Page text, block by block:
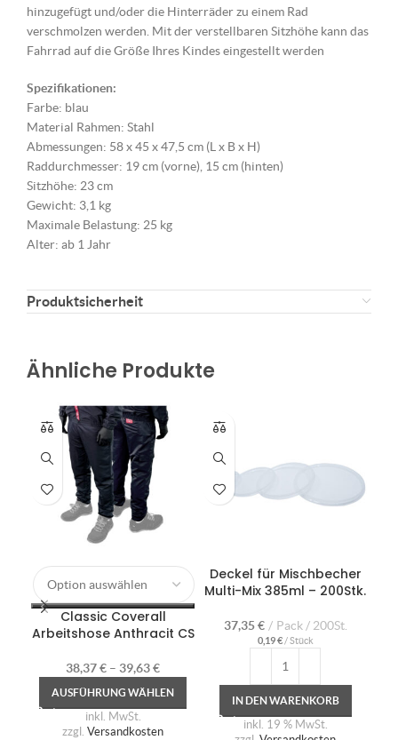
hinzugefügt und/oder die Hinterräder zu einem Rad
verschmolzen werden. Mit der verstellbaren Sitzhöhe kann das
Fahrrad auf die Größe Ihres Kindes eingestellt werden
Spezifikationen:
Farbe: blau
Material Rahmen: Stahl
Abmessungen: 58 x 45 x 47,5 cm (L x B x H)
Raddurchmesser: 19 cm (vorne), 15 cm (hinten)
Sitzhöhe: 23 cm
Gewicht: 3,1 kg
Maximale Belastung: 25 kg
Alter: ab 1 Jahr
Produktsicherheit
Ähnliche Produkte
Classic Coverall
Arbeitshose Anthracit CS
38,37€ – 39,63€
AUSFÜHRUNG WÄHLEN
inkl. MwSt.
zzgl. Versandkosten
Deckel für Mischbecher
Multi-Mix 385ml – 200Stk.
37,35€ Pack / 200St.
0,19€/Stück
IN DEN WARENKORB
inkl. 19 % MwSt.